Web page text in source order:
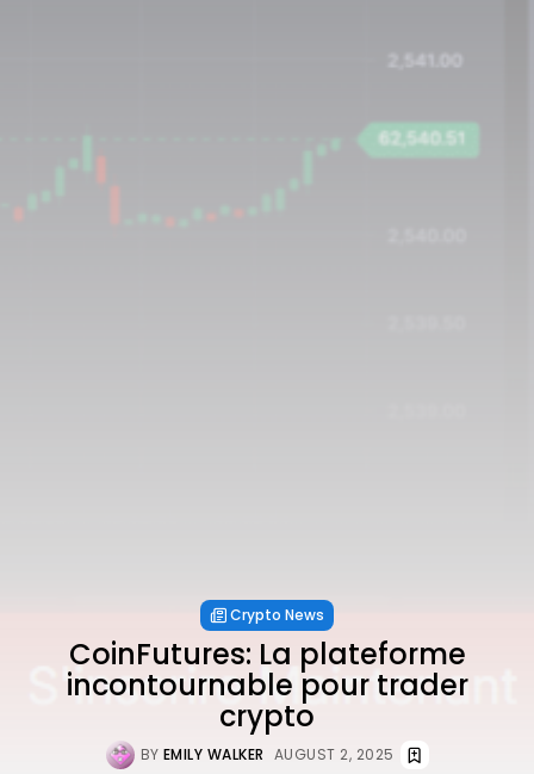
Crypto News
CoinFutures: La plateforme
incontournable pour trader
crypto
BY EMILY WALKER AUGUST 2, 2025